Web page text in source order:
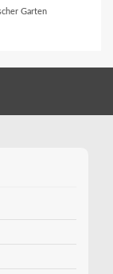
Garten